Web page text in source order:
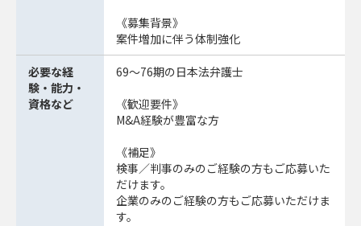
《募集背景》
案件増加に伴う体制強化
必要な経
験・能力・
資格など
69～76期の日本法弁護士
《歓迎要件》
M&A経験が豊富な方
《補足》
検事／判事のみのご経験の方もご応募いた
だけます。
企業のみのご経験の方もご応募いただけま
す。